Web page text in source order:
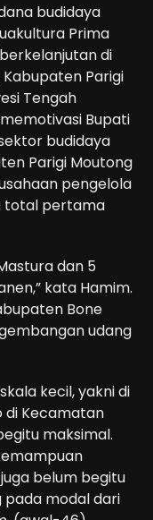
budidaya
Prima
di
Parigi
Tengah
Bupati
budidaya
Parigi Moutong
pengelola
total pertama
dan 5
kata Hamim.
Bone
udang
kecil, yakni di
di Kecamatan
maksimal.
belum begitu
pada modal dari